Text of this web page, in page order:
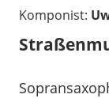
Komponist: